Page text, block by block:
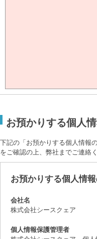
お預かりする個人
下記の「お預かりする個人情報
をご確認の上、弊社までご連絡く
お預かりする個人情
会社名
株式会社シースクェア
個人情報保護管理者